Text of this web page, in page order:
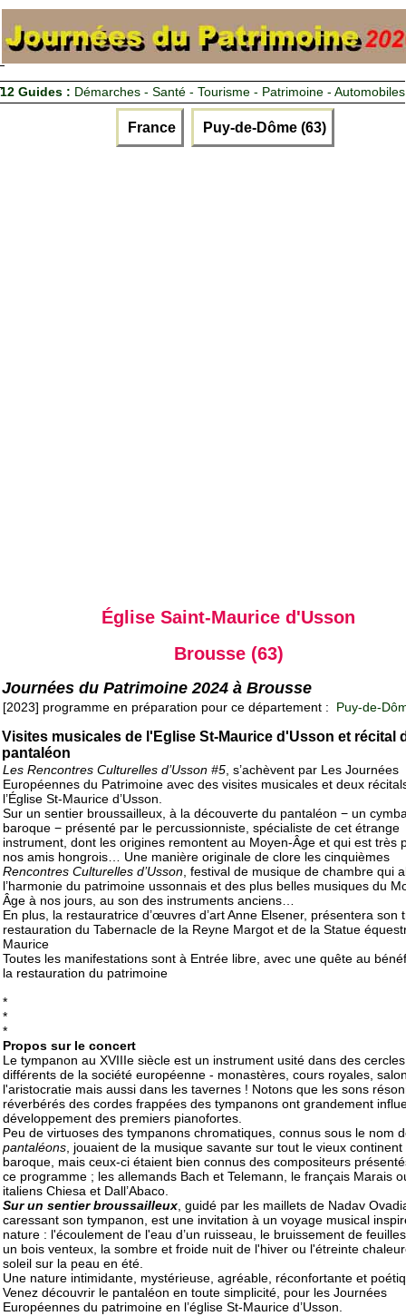
12 Guides : Démarches - Santé - Tourisme - Patrimoine - Automobiles
France Puy-de-Dôme (63)
Église Saint-Maurice d'Usson
Brousse (63)
Journées du Patrimoine 2024 à Brousse
[2023] programme en préparation pour ce département : Puy-de-
Visites musicales de l'Eglise St-Maurice d'Usson et récital
pantaléon
Les Rencontres Culturelles d’Usson #5, s’achèvent par Les Journées
Européennes du Patrimoine avec des visites musicales et deux
l’Église St-Maurice d’Usson.
Sur un sentier broussailleux, à la découverte du pantaléon − un
baroque − présenté par le percussionniste, spécialiste de cet étrange
instrument, dont les origines remontent au Moyen-Âge et qui est très
nos amis hongrois… Une manière originale de clore les cinquièmes
Rencontres Culturelles d’Usson, festival de musique de chambre qui
l’harmonie du patrimoine ussonnais et des plus belles musiques du
Âge à nos jours, au son des instruments anciens…
En plus, la restauratrice d’œuvres d’art Anne Elsener, présentera son
restauration du Tabernacle de la Reyne Margot et de la Statue
Maurice
Toutes les manifestations sont à Entrée libre, avec une quête au
la restauration du patrimoine
*
*
*
Propos sur le concert
Le tympanon au XVIIIe siècle est un instrument usité dans des
différents de la société européenne - monastères, cours royales,
l'aristocratie mais aussi dans les tavernes ! Notons que les sons
réverbérés des cordes frappées des tympanons ont grandement
développement des premiers pianofortes.
Peu de virtuoses des tympanons chromatiques, connus sous le nom
pantaléons, jouaient de la musique savante sur tout le vieux continent
baroque, mais ceux-ci étaient bien connus des compositeurs
ce programme ; les allemands Bach et Telemann, le français Marais
italiens Chiesa et Dall’Abaco.
Sur un sentier broussailleux, guidé par les maillets de Nadav
caressant son tympanon, est une invitation à un voyage musical
nature : l'écoulement de l'eau d’un ruisseau, le bruissement de
un bois venteux, la sombre et froide nuit de l'hiver ou l'étreinte
soleil sur la peau en été.
Une nature intimidante, mystérieuse, agréable, réconfortante et
Venez découvrir le pantaléon en toute simplicité, pour les Journées
Européennes du patrimoine en l’église St-Maurice d’Usson.